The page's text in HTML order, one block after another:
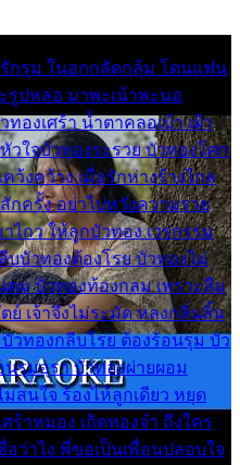
รักรุม ในอกกลัดกลุ้ม โดนแฟน
รูปหล่อ มาพะเน้าพะนอ
ทองเศร้า น้ำตาคลอเบ้า เฝ้า
ใจบัวทองระรวย บัวทองโศก
ว้งคว้าง เมื่อรักห่างร้างไกล
ครั้ง อย่าไปหวังความรวย
ไกว ให้ลูกบัวทอง เวรกรรม
บบัวทองต้องโรย บัวทองไม่
ตม บัวทองท้องกลม เพราะลืม
เจ้าจึงไม่ระมัด หลงกลิ่นลิ้น
วทองกลีบโรย ต้องร้อนรุม บัว
รุมอุรา บัวทองผ่ายผอม
สนใจ ร้องไห้ลูกเดียว หยุด
ร้าหมอง เถิดทองจ๋า ถึงใคร
อว่าไง พี่ขอเป็นเพื่อนปลอบใจ